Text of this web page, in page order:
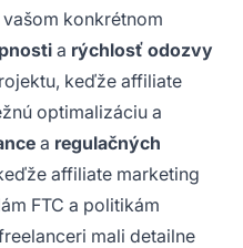
konkrétnom
a rýchlosť odozvy
keďže affiliate
optimalizáciu a
a regulačných
affiliate marketing
FTC a politikám
mali detailne